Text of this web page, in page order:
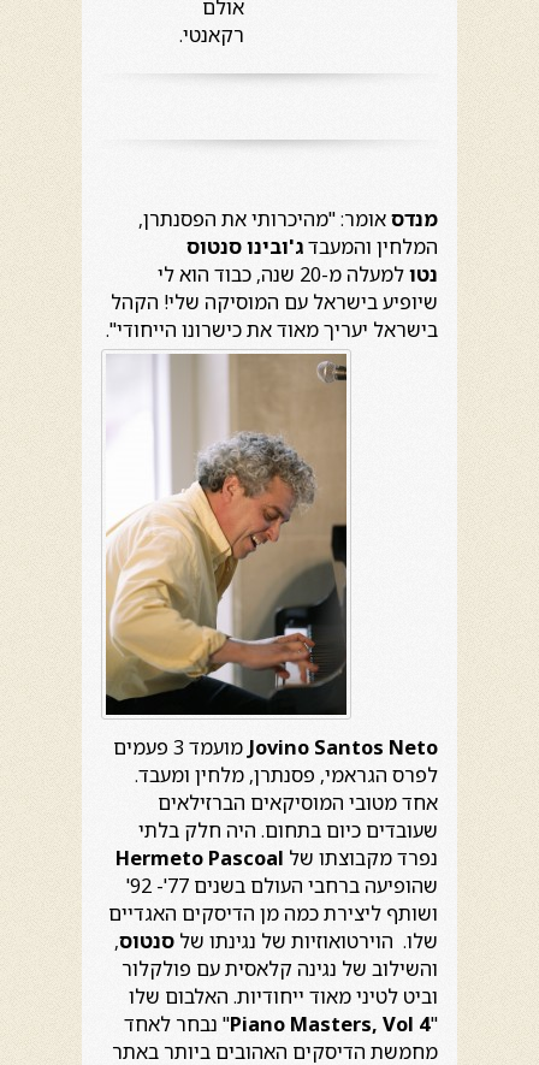
אולם
רקאנטי.
מנדסאומר: "מהיכרותי את הפסנתרן,
המלחין והמעבדג'ובינוסנטוס
נטו
למעלה מ-20 שנה, כבוד הוא לי
שיופיע בישראל עם המוסיקה שלי! הקהל
בישראל יעריך מאוד את כישרונו הייחודי".
Jovino Santos Neto
מועמד 3 פעמים
לפרס הגראמי, פסנתרן, מלחין ומעבד.
אחד מטובי המוסיקאים הברזילאים
שעובדים כיום בתחום. היה חלק בלתי
נפרד מקבוצתו של
Hermeto Pascoal
שהופיעה ברחבי העולם בשנים 77'- 92'
ושותף ליצירת כמה מן הדיסקים האגדיים
שלו. הוירטואוזיות של נגינתו של סנטוס,
והשילוב של נגינה קלאסית עם פולקלור
וביט לטיני מאוד ייחודיות. האלבום שלו
"
Piano Masters, Vol 4" נבחר לאחד
מחמשת הדיסקים האהובים ביותר באתר